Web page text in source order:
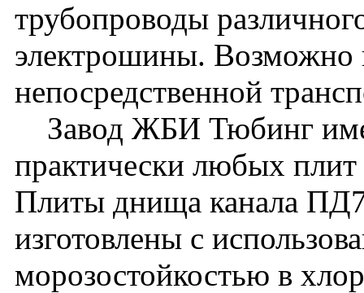
трубопроводы
электрошины. Возможно
непосредственной
Завод ЖБИ Тюбинг
практически любых плит
Плиты днища канала
изготовлены с
морозостойкостью в